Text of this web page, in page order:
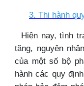
3. Thi hành
Hiện nay, tình
tăng, nguyên
của một số bộ
hành các quy